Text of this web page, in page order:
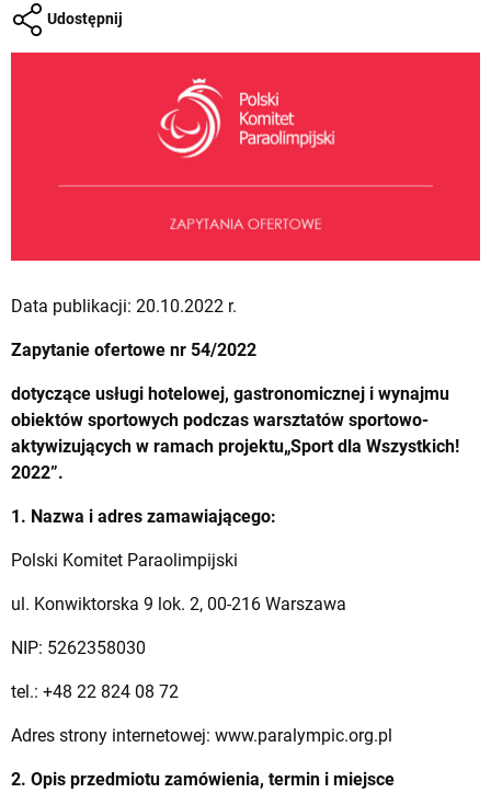
Udostępnij
Data publikacji: 20.10.2022 r.
Zapytanie ofertowe nr 54/2022
dotyczące usługi hotelowej, gastronomicznej i wynajmu
obiektów sportowych podczas warsztatów sportowo-
aktywizujących w ramach projektu„Sport dla Wszystkich!
2022”.
1. Nazwa i adres zamawiającego:
Polski Komitet Paraolimpijski
ul. Konwiktorska 9 lok. 2, 00-216 Warszawa
NIP: 5262358030
tel.: +48 22 824 08 72
Adres strony internetowej: www.paralympic.org.pl
2. Opis przedmiotu zamówienia, termin i miejsce